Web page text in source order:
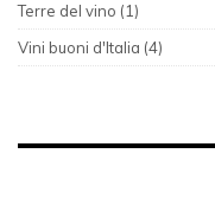
Terre del vino (1)
Vini buoni d'Italia (4)